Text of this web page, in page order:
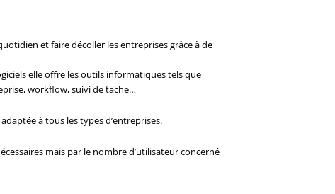
et faire décoller les entreprises grâce à de
elle offre les outils informatiques tels que
workflow, suivi de tache…
à tous les types d’entreprises.
mais par le nombre d’utilisateur concerné